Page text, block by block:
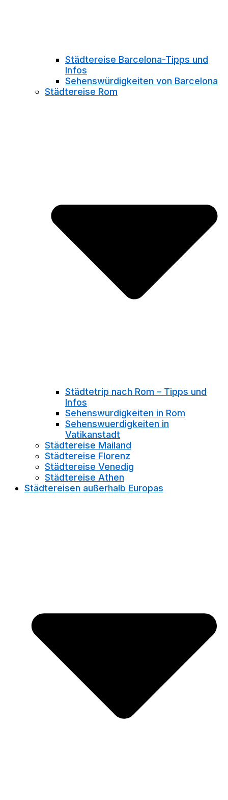
Städtereise Barcelona-Tipps und
Infos
Sehenswürdigkeiten von Barcelona
Städtereise Rom
Städtetrip nach Rom – Tipps und
Infos
Sehenswurdigkeiten in Rom
Sehenswuerdigkeiten in
Vatikanstadt
Städtereise Mailand
Städtereise Florenz
Städtereise Venedig
Städtereise Athen
Städtereisen außerhalb Europas